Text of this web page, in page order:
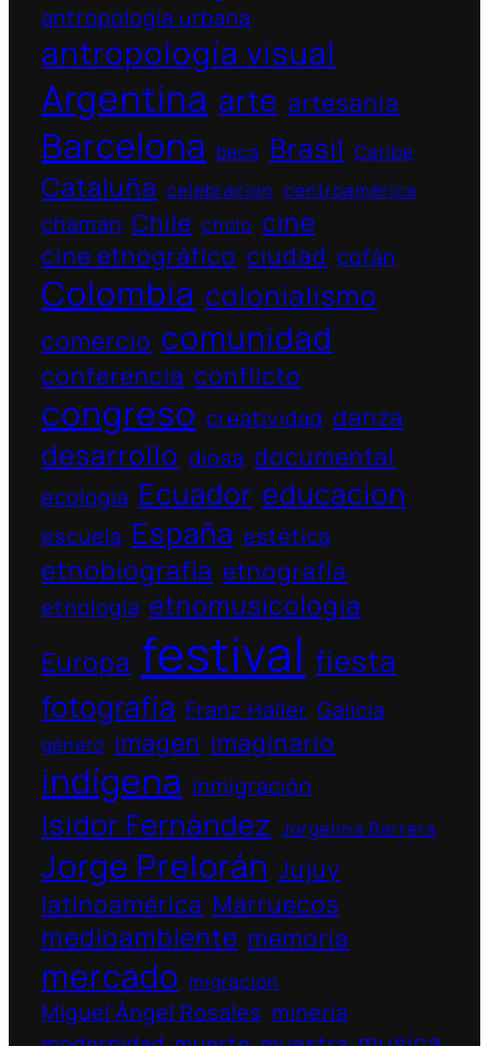
antropología urbana
antropología visual
Argentina arte artesania
Barcelona beca Brasil Caribe
Cataluña celebracion centroamérica
chaman Chile cholo cine
cine etnográfico ciudad cofán
Colombia colonialismo
comercio comunidad
conferencia conflicto
congreso creatividad danza
desarrollo diosa documental
ecologia Ecuador educacion
escuela España estética
etnobiografía etnografía
etnología etnomusicologia
Europa festival fiesta
fotografía Franz Haller Galicia
género imagen imaginario
indígena inmigración
Isidor Fernàndez Jorgelina Barrera
Jorge Prelorán Jujuy
latinoamérica Marruecos
medioambiente memoria
mercado migración
Miguel Ángel Rosales minería